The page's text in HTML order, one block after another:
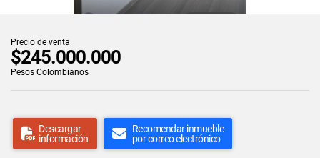
Precio de venta
$245.000.000
Pesos Colombianos
Descargar
información
Recomendar inmueble
por correo electrónico